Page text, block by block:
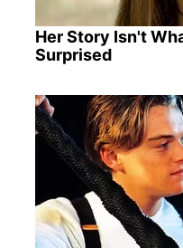
Her Story Isn't
Surprised